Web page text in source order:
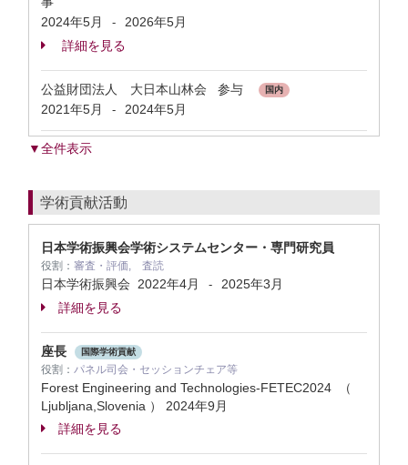
2024年5月
-
2026年5月
詳細を見る
公益財団法人 大日本山林会 参与 国内
2021年5月 - 2024年5月
▼全件表示
学術貢献活動
日本学術振興会学術システムセンター・専門研究員
役割： 審査・評価, 査読
日本学術振興会 2022年4月 -
2025年3月
詳細を見る
座長 国際学術貢献
役割： パネル司会・セッションチェア等
Forest Engineering and Technologies-FETEC2024 （
Ljubljana,Slovenia ） 2024年9月
詳細を見る